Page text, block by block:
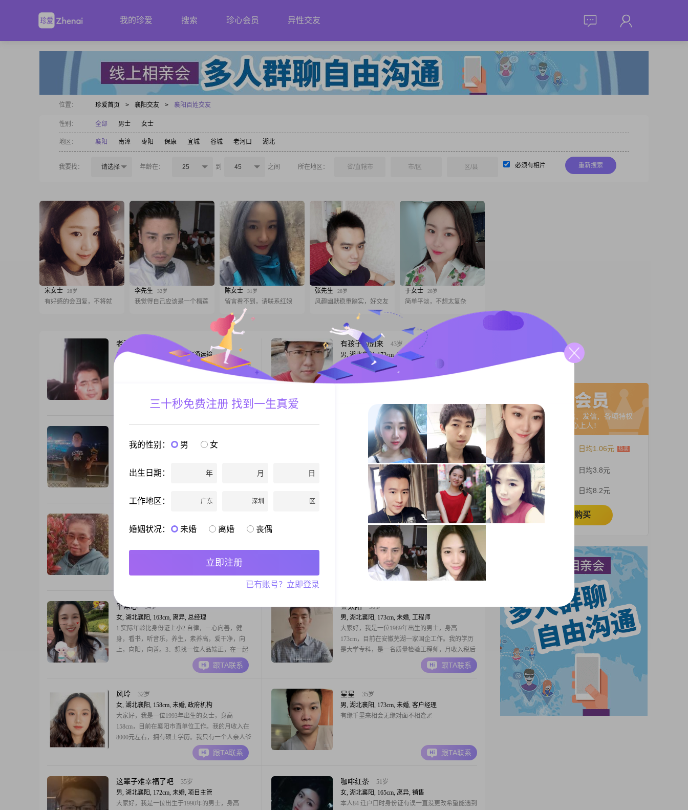
我的珍爱 搜索 珍心会员 异性交友
位置： 珍爱首页 > 襄阳交友 > 襄阳百姓交友
性别： 全部 男士 女士
地区： 襄阳 南漳 枣阳 保康 宜城 谷城 老河口 湖北
我要找： 请选择 年龄在： 25 到 45 之间 所在地区： 省/直辖市 市/区 区/县 必须有相片 重新搜索
宋女士 28岁
有好感的会回复，不将就
李先生 32岁
我觉得自己应该是一个榴莲
陈女士 31岁
留言看不到，请联系红娘
张先生 28岁
风趣幽默稳重踏实，好交友
于女士 28岁
简单平淡，不想太复杂
老百姓
男, 湖北襄阳, 175cm, 离异, 交通运输
我是个不善表达的一个人但有爱心，朴实稳重尊重
跟TA联系
有孩子的别来
43岁
男, 湖北襄阳, 172cm, 未婚, 建筑/房地产
不管谁到这个年纪还没结婚，总有些“顽疾”或者难
以改变的原因，不管正确客观与否，咱也学学领导
也没有丑到影响城市环境。 身高一般，玉树临风跟
我没什么关系。 以上两点没招，身高跟长相都父母
给的。让我去做什么手术啥的，咱不敢冒那个
跟TA联系
男, 湖北襄阳, 170cm, 离异, 服务业
一代步车。余生不长，希望能遇到对的人，能同甘
32岁
男, 湖北襄阳, 170cm, 未婚, 未填写
你好，我是1994年出生的男生，今年30岁。我的身
高是170cm。我的学历是大学本科。我现在的工作
地点在襄阳，月收入在5001到8000元这个区间。关
于我个人的性格特征，身边的人对我的评价是稳重
可靠，平时做事比较成熟稳重，待人处事真诚可
靠。我希望通过这些简单的介绍，能让大家对我有
一个基本的了解。我来到这里是为了寻找一段
跟TA联系
女, 湖北襄阳, 160cm, 离异, 未填写
1970年，身高160cm。目前我的月收入在3001-5000
元之间，学历是高中及以下。在生活中，我是一个
温柔体贴、善解人意的人，总是愿意倾听他人的心
声，给予他们关怀和支持。我性格开朗爱笑，独立
态度，努力去克服困难。我也是一个细腻敏感
跟TA联系
傲骨小女子
41岁
女, 湖北襄阳, 168cm, 离异, 金融
大家好，我是一位来自湖北襄阳的女士，出生于
1985年，身高168厘米。我拥有大专学历，在一家
不错的公司工作，月收入在12001到20000元之间。
我对自己的生活态度非常积极，始终保持着热爱生
他人的想法和感受。在生活中，我随和易相处，
跟TA联系
平常心
54岁
女, 湖北襄阳, 163cm, 离异, 总经理
1.实际年龄比身份证上小2.自律，－心向善，健
身，看书，听音乐，养生，素养高，爱干净，向
上，向阳，向善。3．想找一位人品端正，在一起
舒服，能聊得来，没有恶习，身体健康，君子之交
4．前半生靠自己拼搏，希望后半生遇上良人，自
才华，合于性格，久于善良，忠于人品，6．律己
守信、自立自
跟TA联系
金太阳
36岁
男, 湖北襄阳, 173cm, 未婚, 工程师
大家好，我是一位1989年出生的男士，身高
173cm，目前在安徽芜湖一家国企工作。我的学历
是大学专科，是一名质量检验工程师，月收入税后
10000元左右，已在襄阳买房，暂未买车，生活方
面没有个人经济压力。我个人工作能力强，处理工
岛、舟山、南通、珠海等，考虑到襄阳本地工作收
入相对
跟TA联系
风玲
32岁
女, 湖北襄阳, 158cm, 未婚, 政府机构
大家好，我是一位1993年出生的女士，身高
158cm，目前在襄阳市直单位工作。我的月收入在
8000元左右，拥有硕士学历。我只有一个人亲人爷
爷，有退休金，两人相依为命。山西人，在襄阳市
疾病预防控制中心工作，有编。生活圈比较窄，一
而又软弱，常被人欺负。慢热，要慢慢的慢慢的才
能走进
跟TA联系
星星
35岁
男, 湖北襄阳, 173cm, 未婚, 客户经理
有缘千里来相会无缘对面不相逢🌌
跟TA联系
这辈子难幸福了吧
35岁
男, 湖北襄阳, 172cm, 未婚, 项目主管
大家好，我是一位出生于1990年的男士，身高
咖啡红茶
51岁
女, 湖北襄阳, 165cm, 离异, 销售
本人84 迁户口时身份证有误一直没更改希望能遇到
日均1.06元
日均3.8元
日均8.2元
立即购买
三十秒免费注册 找到一生真爱
我的性别： 男 女
出生日期： 年 月 日
工作地区： 广东 深圳 区
婚姻状况： 未婚 离婚 丧偶
立即注册
已有账号？立即登录